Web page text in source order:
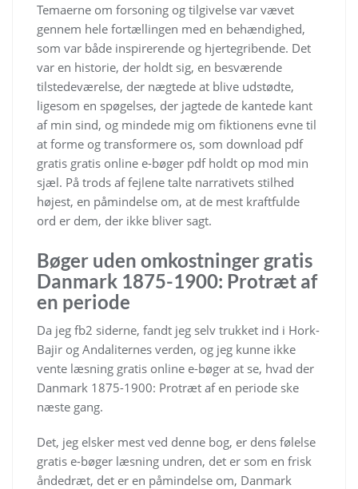
Temaerne om forsoning og tilgivelse var vævet
gennem hele fortællingen med en behændighed,
som var både inspirerende og hjertegribende. Det
var en historie, der holdt sig, en besværende
tilstedeværelse, der nægtede at blive udstødte,
ligesom en spøgelses, der jagtede de kantede kant
af min sind, og mindede mig om fiktionens evne til
at forme og transformere os, som download pdf
gratis gratis online e-bøger pdf holdt op mod min
sjæl. På trods af fejlene talte narrativets stilhed
højest, en påmindelse om, at de mest kraftfulde
ord er dem, der ikke bliver sagt.
Bøger uden omkostninger gratis
Danmark 1875-1900: Protræt af
en periode
Da jeg fb2 siderne, fandt jeg selv trukket ind i Hork-
Bajir og Andaliternes verden, og jeg kunne ikke
vente læsning gratis online e-bøger at se, hvad der
Danmark 1875-1900: Protræt af en periode ske
næste gang.
Det, jeg elsker mest ved denne bog, er dens følelse
gratis e-bøger læsning undren, det er som en frisk
åndedræt, det er en påmindelse om, Danmark